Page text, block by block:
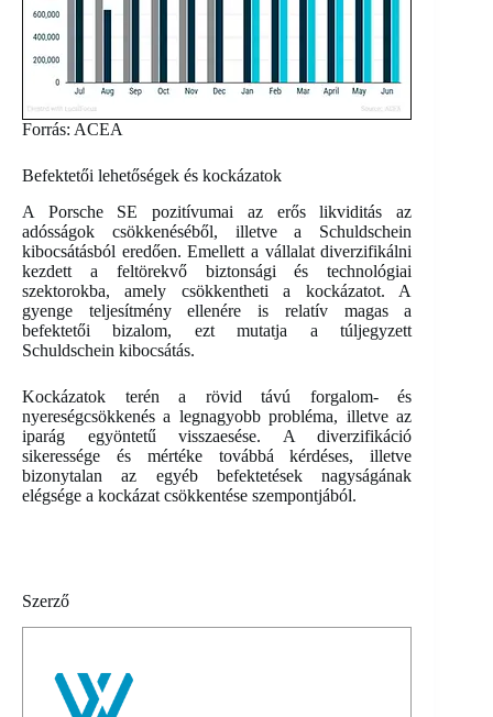
Forrás: ACEA
Befektetői lehetőségek és kockázatok
A Porsche SE pozitívumai az erős likviditás az
adósságok csökkenéséből, illetve a Schuldschein
kibocsátásból eredően. Emellett a vállalat diverzifikálni
kezdett a feltörekvő biztonsági és technológiai
szektorokba, amely csökkentheti a kockázatot. A
gyenge teljesítmény ellenére is relatív magas a
befektetői bizalom, ezt mutatja a túljegyzett
Schuldschein kibocsátás.
Kockázatok terén a rövid távú forgalom- és
nyereségcsökkenés a legnagyobb probléma, illetve az
iparág egyöntetű visszaesése. A diverzifikáció
sikeressége és mértéke továbbá kérdéses, illetve
bizonytalan az egyéb befektetések nagyságának
elégsége a kockázat csökkentése szempontjából.
Szerző